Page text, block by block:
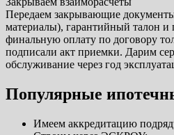
Передаем закрывающие
материалы), гарантийный талон
финальную оплату по договору
подписали акт приемки. Дарим
обслуживание через год
Популярные
Имеем аккредитацию